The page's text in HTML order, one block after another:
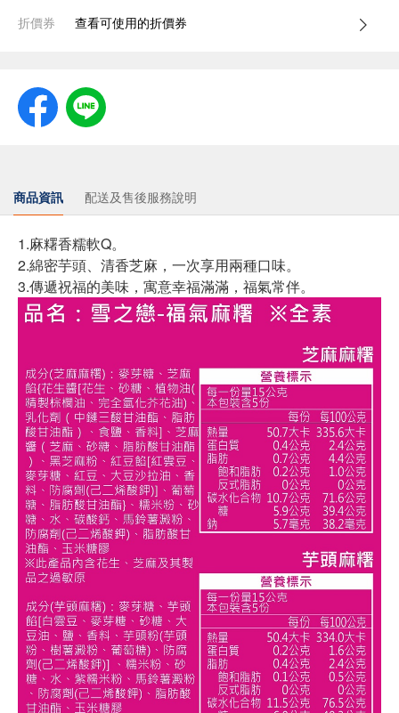
折價券 查看可使用的折價券
商品資訊 配送及售後服務說明
1.麻糬香糯軟Q。
2.綿密芋頭、清香芝麻，一次享用兩種口味。
3.傳遞祝福的美味，寓意幸福滿滿，福氣常伴。